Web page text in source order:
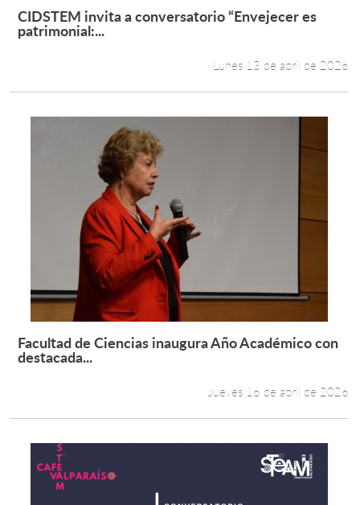
Leer más +
CIDSTEM invita a conversatorio “Envejecer es
patrimonial:...
Lunes 13 de abril de 2026
Leer más +
Facultad de Ciencias inaugura Año Académico con
destacada...
Jueves 16 de abril de 2026